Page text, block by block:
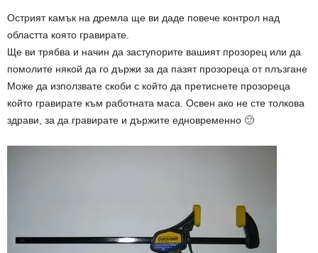
Острият камък на дремла ще ви даде повече контрол над
областта която гравирате.
Ще ви трябва и начин да заступорите вашият прозорец или да
помолите някой да го държи за да пазят прозореца от плъзгане
Може да използвате скоби с който да претиснете прозореца
който гравирате към работната маса. Освен ако не сте толкова
здрави, за да гравирате и държите едновременно 🙂